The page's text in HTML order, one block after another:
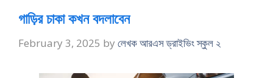
গাড়ির চাকা কখন বদলাবেন
February 3, 2025 by লেখক আরএস ড্রাইভিং স্কুল ২